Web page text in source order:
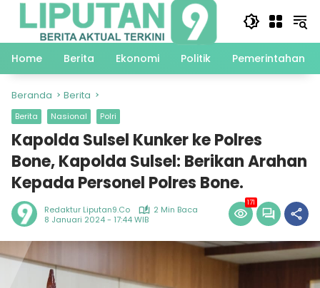
Langsung
Home
Berita Ekonomi Politik Pemerintahan
Beranda Berita
Berita Nasional Polri
Kapolda Sulsel Kunker ke Polres
Bone, Kapolda Sulsel: Berikan Arahan
Kepada Personel Polres Bone.
Redaktur Liputan9.co
2 Min Baca
8 Januari 2024 - 17:44 WIB
171